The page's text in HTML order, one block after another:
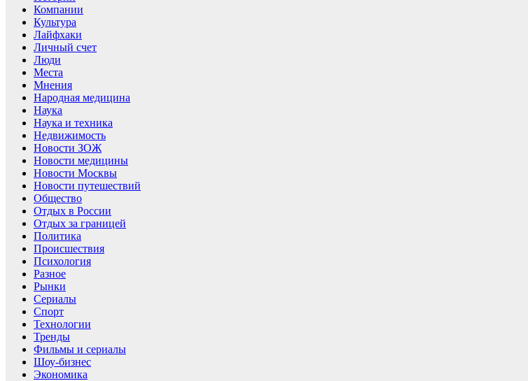
Компании
Культура
Лайфхаки
Личный счет
Люди
Места
Мнения
Народная медицина
Наука
Наука и техника
Недвижимость
Новости ЗОЖ
Новости медицины
Новости Москвы
Новости путешествий
Общество
Отдых в России
Отдых за границей
Политика
Происшествия
Психология
Разное
Рынки
Сериалы
Спорт
Технологии
Тренды
Фильмы и сериалы
Шоу-бизнес
Экономика